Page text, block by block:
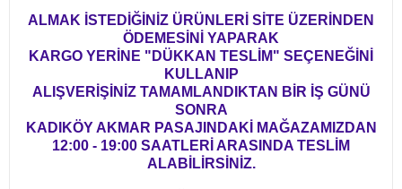
ALMAK İSTEDİĞİNİZ ÜRÜNLERİ SİTE ÜZERİNDEN
ÖDEMESİNİ YAPARAK
KARGO YERİNE "DÜKKAN TESLİM" SEÇENEĞİNİ
KULLANIP
ALIŞVERİŞİNİZ TAMAMLANDIKTAN BİR İŞ GÜNÜ
SONRA
KADIKÖY AKMAR PASAJINDAKİ MAĞAZAMIZDAN
12:00 - 19:00 SAATLERİ ARASINDA TESLİM
ALABİLİRSİNİZ.